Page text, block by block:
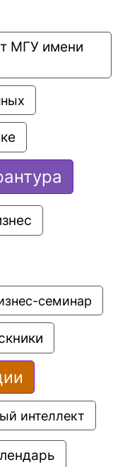
МГУ имени
семинар
интеллект